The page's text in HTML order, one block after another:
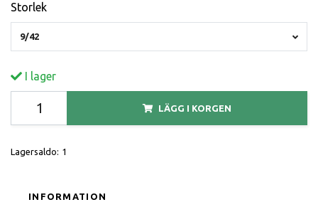
Storlek
9/42
I lager
LÄGG I KORGEN
Lagersaldo: 1
INFORMATION